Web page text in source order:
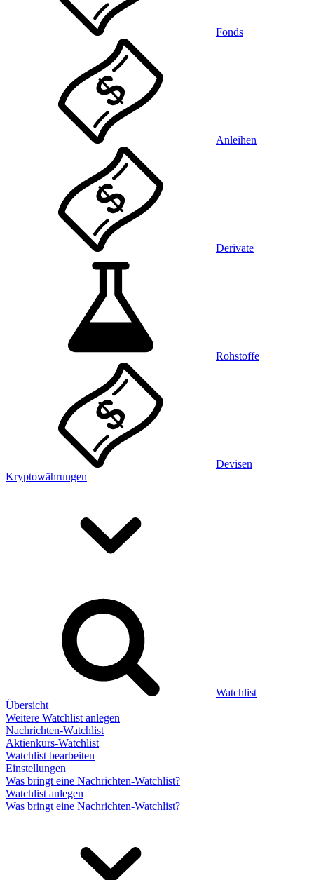
Fonds
Anleihen
Derivate
Rohstoffe
Devisen
Kryptowährungen
Watchlist
Übersicht
Weitere Watchlist anlegen
Nachrichten-Watchlist
Aktienkurs-Watchlist
Watchlist bearbeiten
Einstellungen
Was bringt eine Nachrichten-Watchlist?
Watchlist anlegen
Was bringt eine Nachrichten-Watchlist?